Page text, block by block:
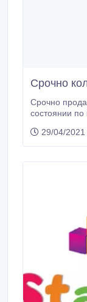
Срочно
Срочно
состоянии
29/04/2021